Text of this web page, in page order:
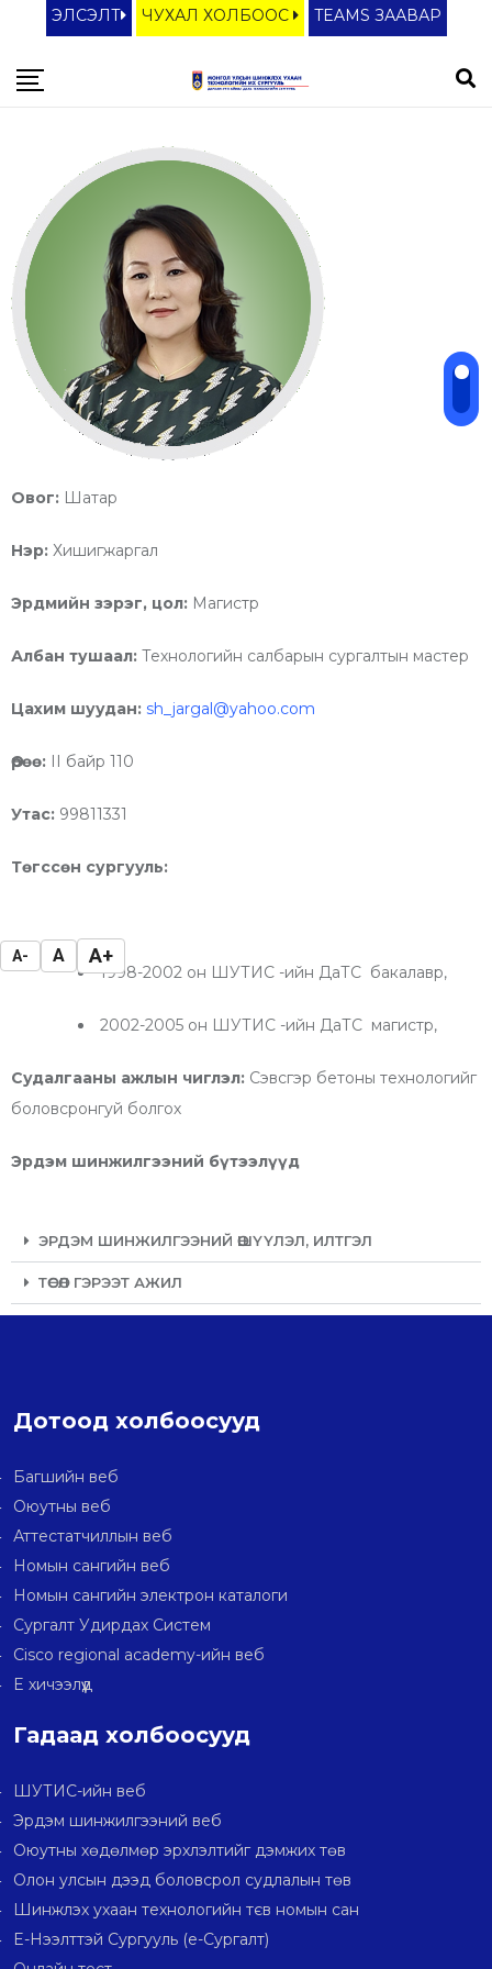
ЭЛСЭЛТ ЧУХАЛ ХОЛБООС TEAMS ЗААВАР
Овог: Шатар
Нэр: Хишигжаргал
Эрдмийн зэрэг, цол: Магистр
Албан тушаал: Технологийн салбарын сургалтын мастер
Цахим шуудан: sh_jargal@yahoo.com
Өрөө: II байр 110
Утас: 99811331
Төгссөн сургууль:
1998-2002 он ШУТИС -ийн ДаТС бакалавр,
2002-2005 он ШУТИС -ийн ДаТС магистр,
Судалгааны ажлын чиглэл: Сэвсгэр бетоны технологийг
боловсронгуй болгох
Эрдэм шинжилгээний бүтээлүүд
ЭРДЭМ ШИНЖИЛГЭЭНИЙ ӨШҮҮЛЭЛ, ИЛТГЭЛ
ТӨСӨЛ ГЭРЭЭТ АЖИЛ
A- A A+
Дотоод холбоосууд
Багшийн веб
Оюутны веб
Аттестатчиллын веб
Номын сангийн веб
Номын сангийн электрон каталоги
Сургалт Удирдах Систем
Cisco regional academy-ийн веб
E хичээлүүд
Гадаад холбоосууд
ШУТИС-ийн веб
Эрдэм шинжилгээний веб
Оюутны хөдөлмөр эрхлэлтийг дэмжих төв
Олон улсын дээд боловсрол судлалын төв
Шинжлэх ухаан технологийн тєв номын сан
E-Нээлттэй Сургууль (e-Сургалт)